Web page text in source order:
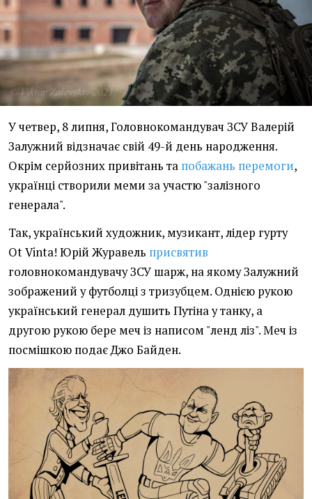
У четвер, 8 липня, Головнокомандувач ЗСУ Валерій
Залужний відзначає свій 49-й день народження.
Окрім серйозних привітань та побажань перемоги,
українці створили меми за участю "залізного
генерала".
Так, український художник, музикант, лідер гурту
Ot Vinta! Юрій Журавель присвятив
головнокомандувачу ЗСУ шарж, на якому Залужний
зображений у футболці з тризубцем. Однією рукою
український генерал душить Путіна у танку, а
другою рукою бере меч із написом "ленд ліз". Меч із
посмішкою подає Джо Байден.